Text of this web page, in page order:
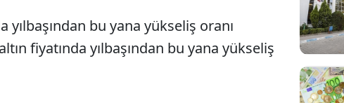
yılbaşından bu yana yükseliş oranı
fiyatında yılbaşından bu yana yükseliş